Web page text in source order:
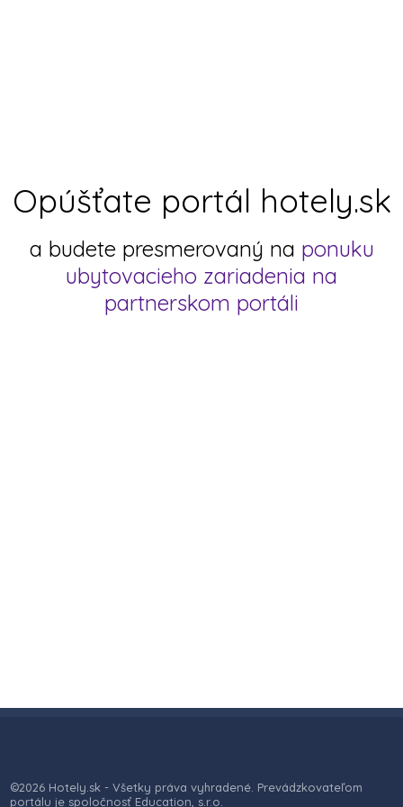
Opúšťate portál hotely.sk
a budete presmerovaný na ponuku
ubytovacieho zariadenia na
partnerskom portáli
©2026 Hotely.sk - Všetky práva vyhradené. Prevádzkovateľom
portálu je spoločnosť Education, s.r.o.